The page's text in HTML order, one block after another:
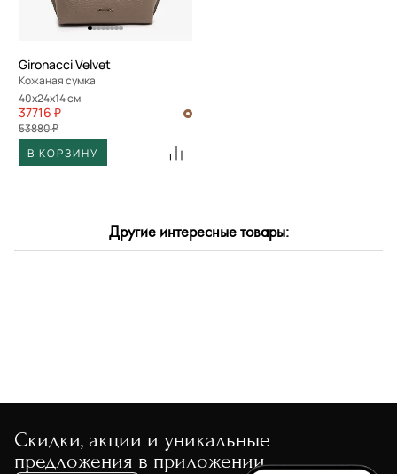
Gironacci Velvet
Кожаная сумка
40x24x14 см
37716 ₽
53880 ₽
В КОРЗИНУ
Другие интересные товары:
Скидки, акции и уникальные
предложения в приложении